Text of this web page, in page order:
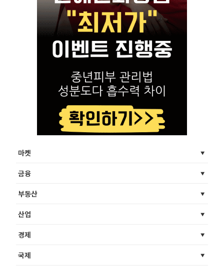
마켓
금융
부동산
산업
경제
국제